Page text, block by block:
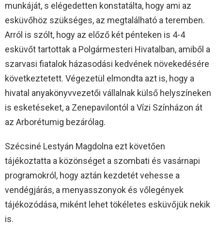
munkáját, s elégedetten konstatálta, hogy ami az
esküvőhöz szükséges, az megtalálható a teremben.
Arról is szólt, hogy az előző két pénteken is 4-4
esküvőt tartottak a Polgármesteri Hivatalban, amiből a
szarvasi fiatalok házasodási kedvének növekedésére
következtetett. Végezetül elmondta azt is, hogy a
hivatal anyakönyvvezetői vállalnak külső helyszíneken
is esketéseket, a Zenepavilontól a Vízi Színházon át
az Arborétumig bezárólag.
Szécsiné Lestyán Magdolna ezt követően
tájékoztatta a közönséget a szombati és vasárnapi
programokról, hogy aztán kezdetét vehesse a
vendégjárás, a menyasszonyok és vőlegények
tájékozódása, miként lehet tökéletes esküvőjük nekik
is.